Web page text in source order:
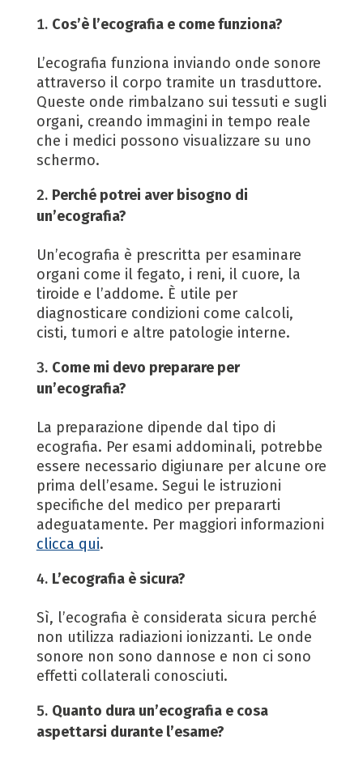
Cos’è l’ecografia e come funziona?
L’ecografia funziona inviando onde sonore
attraverso il corpo tramite un trasduttore.
Queste onde rimbalzano sui tessuti e sugli
organi, creando immagini in tempo reale
che i medici possono visualizzare su uno
schermo.
Perché potrei aver bisogno di
un’ecografia?
Un’ecografia è prescritta per esaminare
organi come il fegato, i reni, il cuore, la
tiroide e l’addome. È utile per
diagnosticare condizioni come calcoli,
cisti, tumori e altre patologie interne.
Come mi devo preparare per
un’ecografia?
La preparazione dipende dal tipo di
ecografia. Per esami addominali, potrebbe
essere necessario digiunare per alcune ore
prima dell’esame. Segui le istruzioni
specifiche del medico per prepararti
adeguatamente. Per maggiori informazioni
clicca qui.
L’ecografia è sicura?
Sì, l’ecografia è considerata sicura perché
non utilizza radiazioni ionizzanti. Le onde
sonore non sono dannose e non ci sono
effetti collaterali conosciuti.
Quanto dura un’ecografia e cosa
aspettarsi durante l’esame?